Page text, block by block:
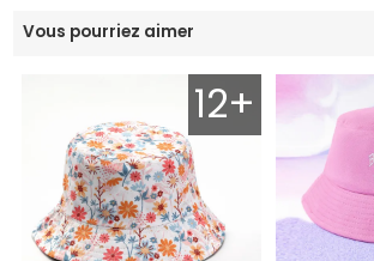
Vous pourriez aimer
12+